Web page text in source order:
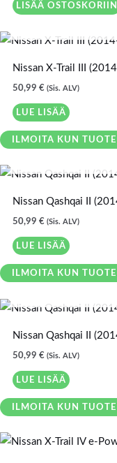
LISÄÄ OSTOSKORIIN
Nissan X-Trail III
50,99 € (Sis. ALV)
LUE LISÄÄ
ILMOITA KUN
Nissan Qashqai II
50,99 € (Sis. ALV)
LUE LISÄÄ
ILMOITA KUN
Nissan Qashqai II
50,99 € (Sis. ALV)
LUE LISÄÄ
ILMOITA KUN
AlkuperäinenNykyinen